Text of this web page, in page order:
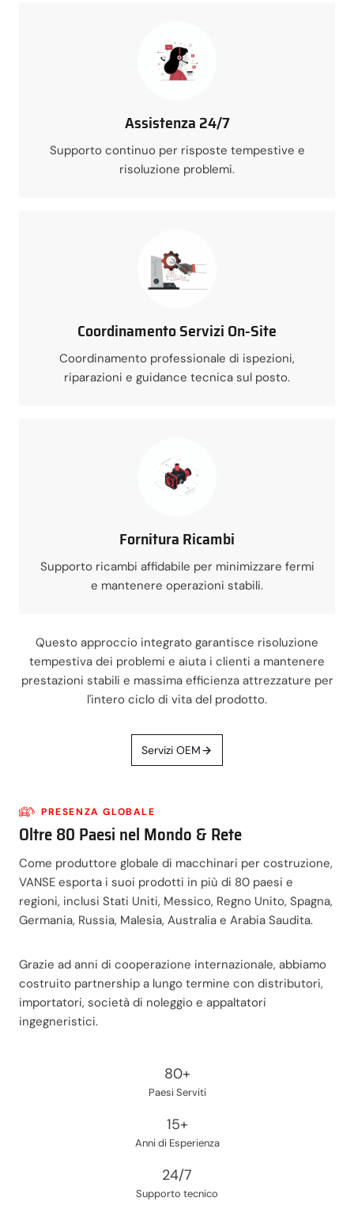
Assistenza 24/7
Supporto continuo per risposte tempestive e
risoluzione problemi.
Coordinamento Servizi On-Site
Coordinamento professionale di ispezioni,
riparazioni e guidance tecnica sul posto.
Fornitura Ricambi
Supporto ricambi affidabile per minimizzare fermi
e mantenere operazioni stabili.
Questo approccio integrato garantisce risoluzione
tempestiva dei problemi e aiuta i clienti a mantenere
prestazioni stabili e massima efficienza attrezzature per
l'intero ciclo di vita del prodotto.
Servizi OEM
PRESENZA GLOBALE
Oltre 80 Paesi nel Mondo & Rete
Come produttore globale di macchinari per costruzione,
VANSE esporta i suoi prodotti in più di 80 paesi e
regioni, inclusi Stati Uniti, Messico, Regno Unito, Spagna,
Germania, Russia, Malesia, Australia e Arabia Saudita.
Grazie ad anni di cooperazione internazionale, abbiamo
costruito partnership a lungo termine con distributori,
importatori, società di noleggio e appaltatori
ingegneristici.
80+
Paesi Serviti
15+
Anni di Esperienza
24/7
Supporto tecnico